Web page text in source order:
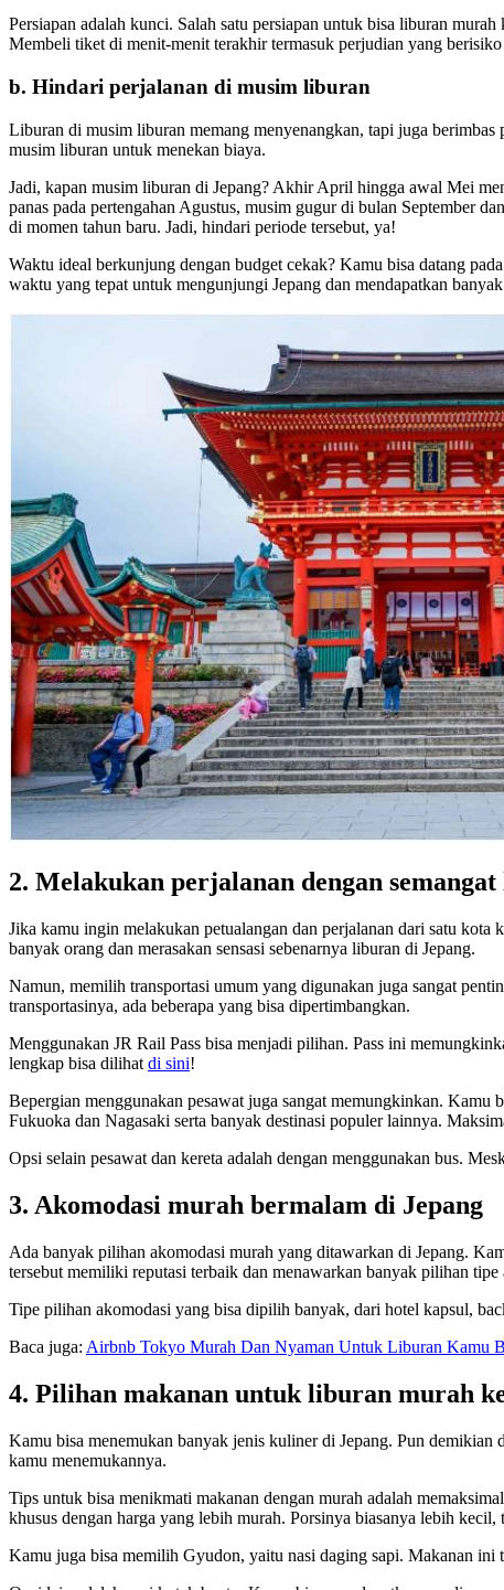
Persiapan adalah kunci. Salah satu persiapan untuk bisa liburan
Membeli tiket di menit-menit terakhir termasuk perjudian yang
b. Hindari perjalanan di musim liburan
Liburan di musim liburan memang menyenangkan, tapi juga
musim liburan untuk menekan biaya.
Jadi, kapan musim liburan di Jepang? Akhir April hingga awal Mei
panas pada pertengahan Agustus, musim gugur di bulan September
di momen tahun baru. Jadi, hindari periode tersebut, ya!
Waktu ideal berkunjung dengan budget cekak? Kamu bisa datang
waktu yang tepat untuk mengunjungi Jepang dan mendapatkan
2. Melakukan perjalanan dengan
Jika kamu ingin melakukan petualangan dan perjalanan dari satu
banyak orang dan merasakan sensasi sebenarnya liburan di Jepang.
Namun, memilih transportasi umum yang digunakan juga sangat
transportasinya, ada beberapa yang bisa dipertimbangkan.
Menggunakan JR Rail Pass bisa menjadi pilihan. Pass ini
lengkap bisa dilihat di sini!
Bepergian menggunakan pesawat juga sangat memungkinkan. Kamu
Fukuoka dan Nagasaki serta banyak destinasi populer lainnya.
Opsi selain pesawat dan kereta adalah dengan menggunakan bus.
3. Akomodasi murah bermalam di Jepang
Ada banyak pilihan akomodasi murah yang ditawarkan di Jepang.
tersebut memiliki reputasi terbaik dan menawarkan banyak pilihan tipe
Tipe pilihan akomodasi yang bisa dipilih banyak, dari hotel kapsul,
Baca juga: Airbnb Tokyo Murah Dan Nyaman Untuk Liburan Kamu
4. Pilihan makanan untuk liburan murah
Kamu bisa menemukan banyak jenis kuliner di Jepang. Pun demikian
kamu menemukannya.
Tips untuk bisa menikmati makanan dengan murah adalah
khusus dengan harga yang lebih murah. Porsinya biasanya lebih
Kamu juga bisa memilih Gyudon, yaitu nasi daging sapi. Makanan ini